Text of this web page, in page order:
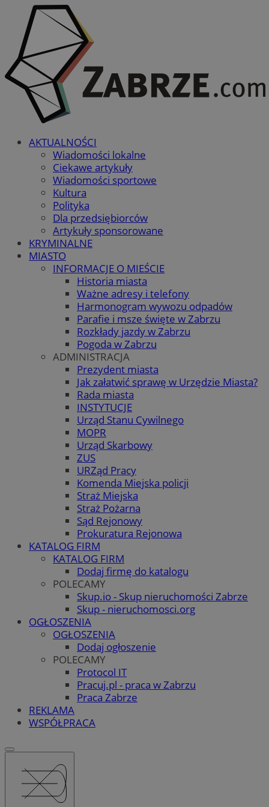
AKTUALNOŚCI
Wiadomości lokalne
Ciekawe artykuły
Wiadomości sportowe
Kultura
Polityka
Dla przedsiębiorców
Artykuły sponsorowane
KRYMINALNE
MIASTO
INFORMACJE O MIEŚCIE
Historia miasta
Ważne adresy i telefony
Harmonogram wywozu odpadów
Parafie i msze święte w Zabrzu
Rozkłady jazdy w Zabrzu
Pogoda w Zabrzu
ADMINISTRACJA
Prezydent miasta
Jak załatwić sprawę w Urzędzie Miasta?
Rada miasta
INSTYTUCJE
Urząd Stanu Cywilnego
MOPR
Urząd Skarbowy
ZUS
URZąd Pracy
Komenda Miejska policji
Straż Miejska
Straż Pożarna
Sąd Rejonowy
Prokuratura Rejonowa
KATALOG FIRM
KATALOG FIRM
Dodaj firmę do katalogu
POLECAMY
Skup.io - Skup nieruchomości Zabrze
Skup - nieruchomosci.org
OGŁOSZENIA
OGŁOSZENIA
Dodaj ogłoszenie
POLECAMY
Protocol IT
Pracuj.pl - praca w Zabrzu
Praca Zabrze
REKLAMA
WSPÓŁPRACA